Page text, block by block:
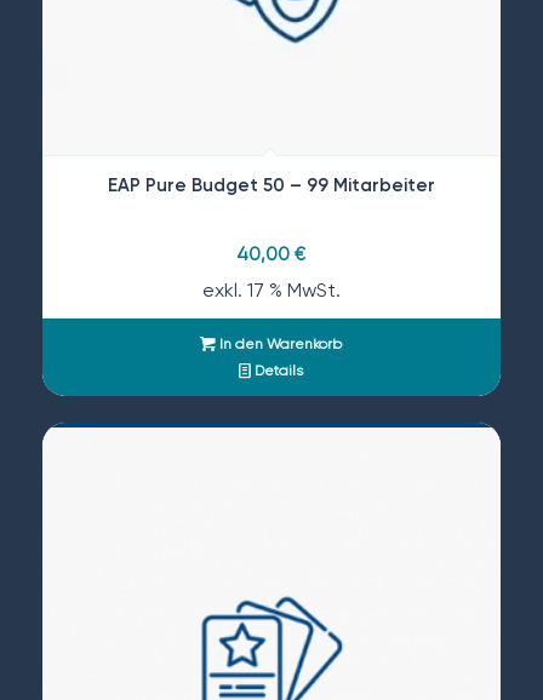
EAP Pure Budget 50 – 99 Mitarbeiter
40,00€
exkl. 17 % MwSt.
In den Warenkorb
Details